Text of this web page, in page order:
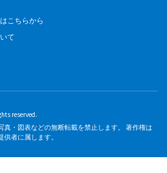
こちらから
て
reserved.
真・図表などの無断転載を禁止します。 著作権は
者に属します。